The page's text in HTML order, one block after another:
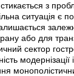
з
ситуація є
або для
сектор